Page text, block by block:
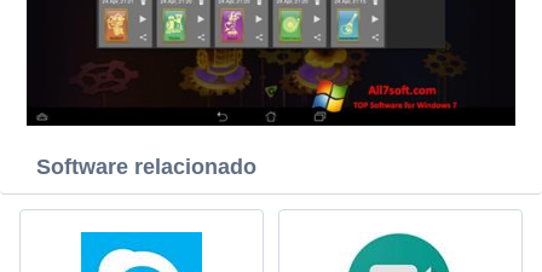
Software relacionado